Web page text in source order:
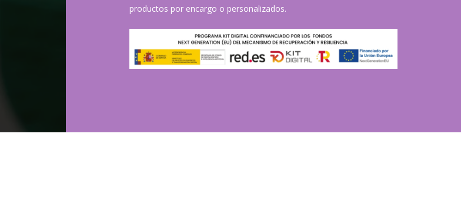
productos por encargo o personalizados.